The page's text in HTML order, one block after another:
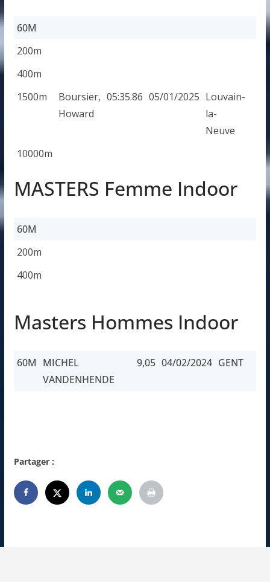
60M
60M
200m
400m
1500m
Boursier,
Howard
05:35.86 05/01/2025 Louvain-
la-
Neuve
10000m
MASTERS Femme Indoor
60M
60M
200m
400m
Masters Hommes Indoor
60M MICHEL
VANDENHENDE
9,05 04/02/2024 GENT
Partager :